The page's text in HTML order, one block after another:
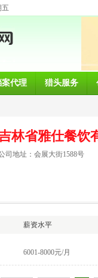
五
案代理 猎头服务
林省雅仕餐饮
司地址：会展大街1588号
薪资水平
6001-8000元/月